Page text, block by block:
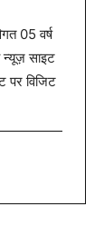
05 वर्ष
साइट
पर विजिट